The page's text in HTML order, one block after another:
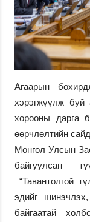
Агаарын
хэрэгжүүлж буй
хорооны дарга
өөрчлөлтийн
Монгол Улсын
байгуулсан
“Тавантолгой
эдийг
байгаатай